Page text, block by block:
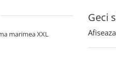
Geci
marimea XXL